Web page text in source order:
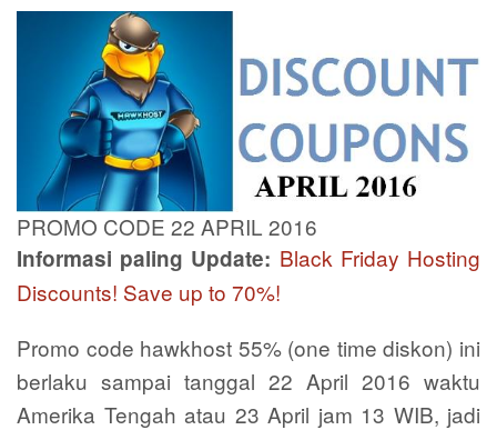
PROMO CODE 22 APRIL 2016
Informasi paling Update: Black Friday Hosting
Discounts! Save up to 70%!
Promo code hawkhost 55% (one time diskon) ini
berlaku sampai tanggal 22 April 2016 waktu
Amerika Tengah atau 23 April jam 13 WIB, jadi